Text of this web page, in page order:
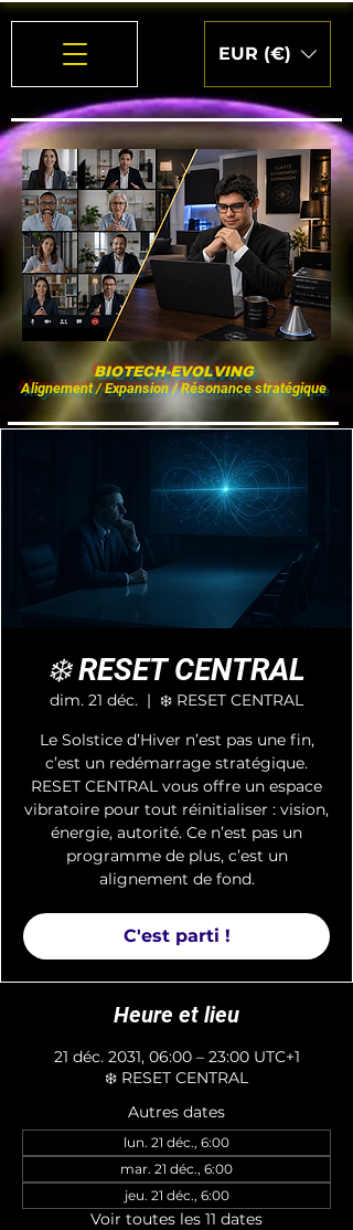
EUR (€)
BIOTECH-EVOLVING
Alignement / Expansion / Résonance stratégique
❄️ RESET CENTRAL
dim. 21 déc.
  |
❄️ RESET CENTRAL
Le Solstice d’Hiver n’est pas une fin,
c’est un redémarrage stratégique.
RESET CENTRAL vous offre un espace
vibratoire pour tout réinitialiser : vision,
énergie, autorité. Ce n’est pas un
programme de plus, c’est un
alignement de fond.
C'est parti !
Heure et lieu
21 déc. 2031, 06:00 – 23:00 UTC+1
❄️ RESET CENTRAL
Autres dates
lun. 21 déc., 6:00
mar. 21 déc., 6:00
jeu. 21 déc., 6:00
Voir toutes les 11 dates